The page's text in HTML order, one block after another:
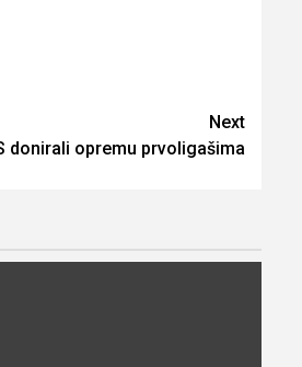
Next
donirali opremu prvoligašima